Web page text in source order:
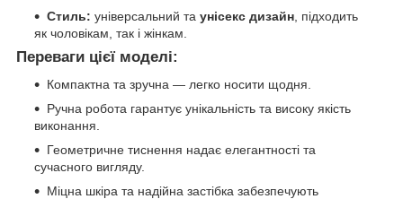
Стиль: універсальний та унісекс дизайн , підходить
як чоловікам, так і жінкам.
Переваги цієї моделі:
Компактна та зручна — легко носити щодня.
Ручна робота гарантує унікальність та високу якість
виконання.
Геометричне тиснення надає елегантності та
сучасного вигляду.
Міцна шкіра та надійна застібка забезпечують